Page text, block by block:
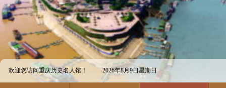
欢迎您访问重庆历史名人馆！ 2026年8月9日星期日